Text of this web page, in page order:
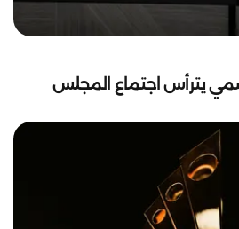
يترأس اجتماع المجلس